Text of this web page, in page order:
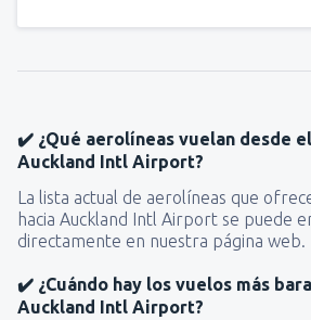
✔️ ¿Qué aerolíneas vuelan desde
Auckland Intl Airport?
La lista actual de aerolíneas que
hacia Auckland Intl Airport se puede
directamente en nuestra página web.
✔️ ¿Cuándo hay los vuelos más
Auckland Intl Airport?